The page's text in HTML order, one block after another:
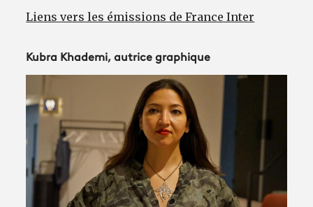
Liens vers les émissions de France Inter
Kubra Khademi, autrice graphique